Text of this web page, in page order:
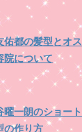
佑都の髪型とオ
院について
曜一朗のショー
の作り方